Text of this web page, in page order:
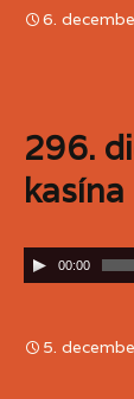
6.
296.
kasína
00:00
5.